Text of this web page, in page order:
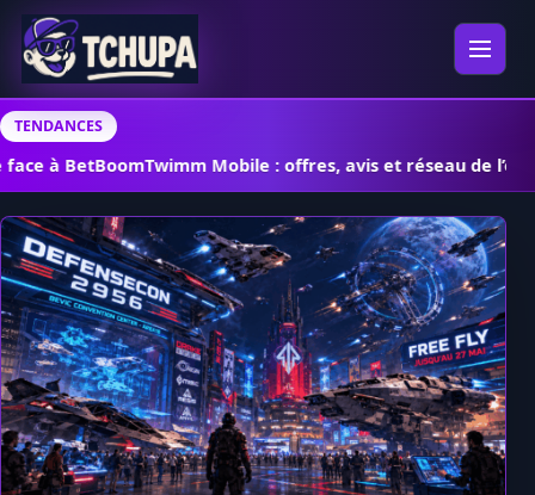
Aller au contenu
Ouvrir
TENDANCES
BetBoomTwimm Mobile : offres, avis et réseau de